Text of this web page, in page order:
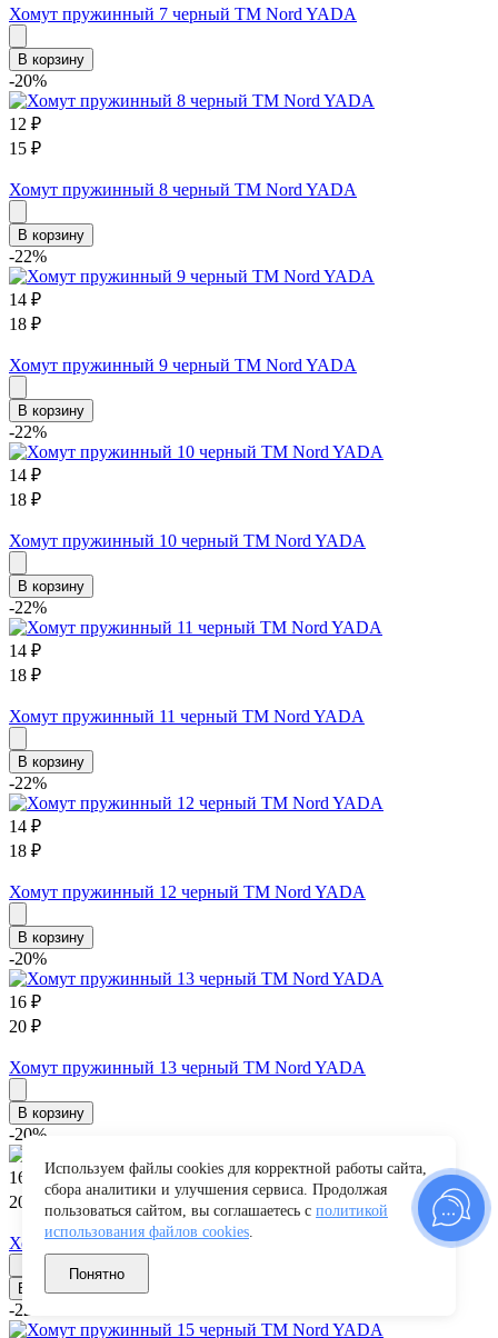
Хомут пружинный 7 черный ТМ Nord YADA
В корзину
-20%
12 ₽
15 ₽
Хомут пружинный 8 черный ТМ Nord YADA
В корзину
-22%
14 ₽
18 ₽
Хомут пружинный 9 черный ТМ Nord YADA
В корзину
-22%
14 ₽
18 ₽
Хомут пружинный 10 черный ТМ Nord YADA
В корзину
-22%
14 ₽
18 ₽
Хомут пружинный 11 черный ТМ Nord YADA
В корзину
-22%
14 ₽
18 ₽
Хомут пружинный 12 черный ТМ Nord YADA
В корзину
-20%
16 ₽
20 ₽
Хомут пружинный 13 черный ТМ Nord YADA
В корзину
-20%
16
20
Хомут пружинный 14 черный ТМ Nord YADA
В корзину
-22%
Используем файлы cookies для корректной работы сайта,
сбора аналитики и улучшения сервиса. Продолжая
пользоваться сайтом, вы соглашаетесь с политикой
использования файлов cookies.
Понятно